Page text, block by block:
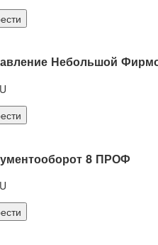
Небольшой
8 ПРОФ